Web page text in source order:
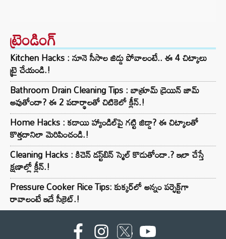
ట్రెండింగ్‌
Kitchen Hacks : నూనె సీసాల జిడ్డు పోవాలంటే.. ఈ 4 చిట్కాలు
ట్రై చేయండి.!
Bathroom Drain Cleaning Tips : బాత్రూమ్ డ్రెయిన్ జామ్
అవుతోందా? ఈ 2 పదార్థాలతో చిటికెలో క్లీన్.!
Home Hacks : కడాయి హ్యాండిల్‌పై గట్టి జిడ్డా? ఈ చిట్కాలతో
కొత్తదానిలా మెరిపించండి.!
Cleaning Hacks : కిచెన్ డస్ట్‌బిన్ స్మెల్ కొడుతోందా.? ఇలా చేస్తే
క్షణాల్లో క్లీన్.!
Pressure Cooker Rice Tips: కుక్కర్‌లో అన్నం పర్ఫెక్ట్‌గా
రావాలంటే ఇదే సీక్రెట్.!